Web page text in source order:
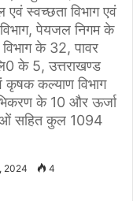
स्वच्छता विभाग एवं
पेयजल निगम के
के 32, पावर
के 5, उत्तराखण्ड
कृषक कल्याण विभाग
के 10 और ऊर्जा
सहित कुल 1094
2024 4